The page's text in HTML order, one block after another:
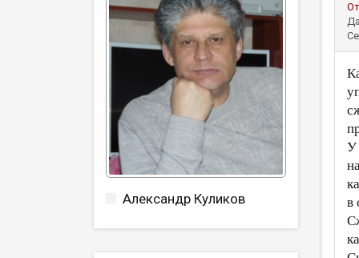
Александр Куликов
У
в